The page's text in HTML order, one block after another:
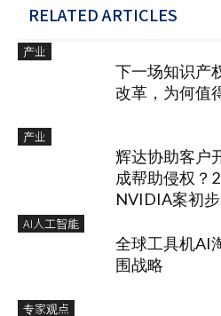
RELATED ARTICLES
产业
下一场知识产
改革，为何值
产业
辉达协助客户
成帮助侵权？
NVIDIA案初
AI人工智能
全球工具机AI
围战略
专家观点